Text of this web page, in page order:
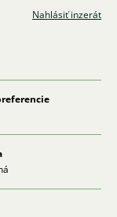
Nahlásiť inzerát